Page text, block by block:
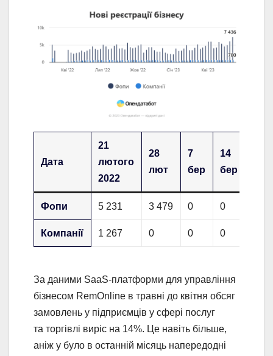
Дата
21
лютого
2022
28
лют
7
бер
14
бер
Фопи 5 231 3 479 0 0
Компанії 1 267 0 0 0
За даними SaaS-платформи для управління
бізнесом RemOnline в травні до квітня обсяг
замовлень у підприємців у сфері послуг
та торгівлі виріс на 14%. Це навіть більше,
аніж у було в останній місяць напередодні